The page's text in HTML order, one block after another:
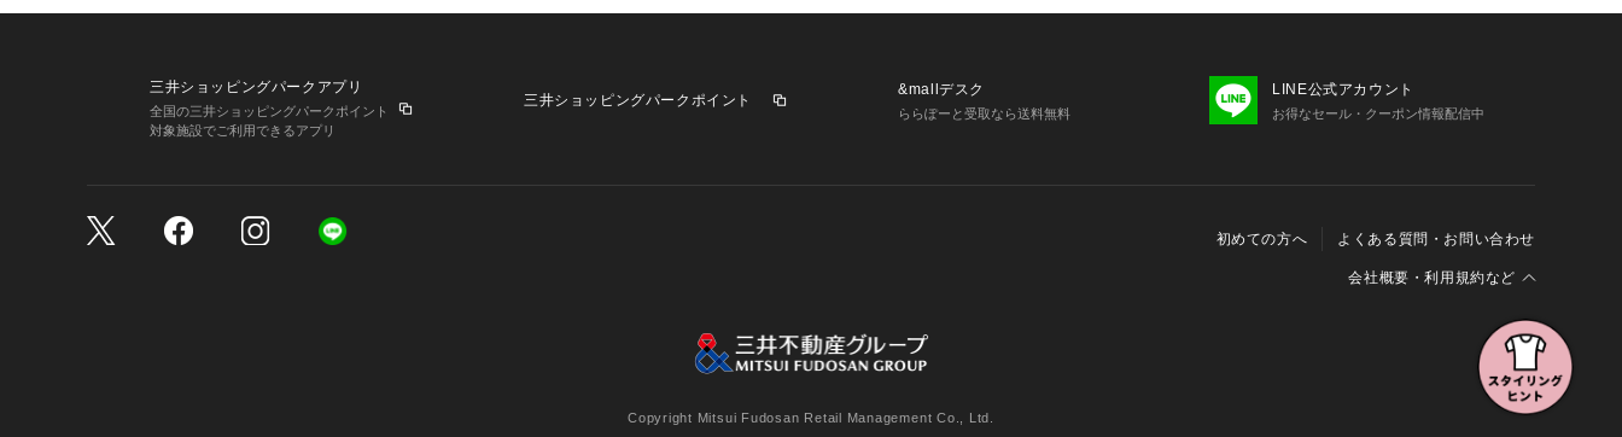
三井ショッピングパークアプリ
全国の三井ショッピングパークポイント
対象施設でご利用できるアプリ
三井ショッピングパークポイント
&mallデスク
ららぽーと受取なら送料無料
LINE公式アカウント
お得なセール・クーポン情報配信中
初めての方へ よくある質問・お問い合わせ
会社概要・利用規約など
特定商取引に関する法律に基づく表示
個人情報保護方針 個人情報の取り扱いについて
Cookieおよびアクセスログについて
三井不動産グループ ソーシャルメディアガイドライン
Copyright Mitsui Fudosan Retail Management Co., Ltd.